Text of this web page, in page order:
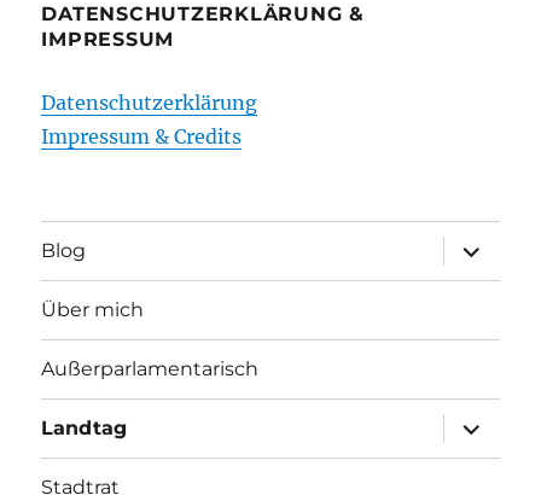
DATENSCHUTZERKLÄRUNG &
IMPRESSUM
Datenschutzerklärung
Impressum & Credits
Blog
öffnen
Über mich
Außerparlamentarisch
Landtag
öffnen
Stadtrat